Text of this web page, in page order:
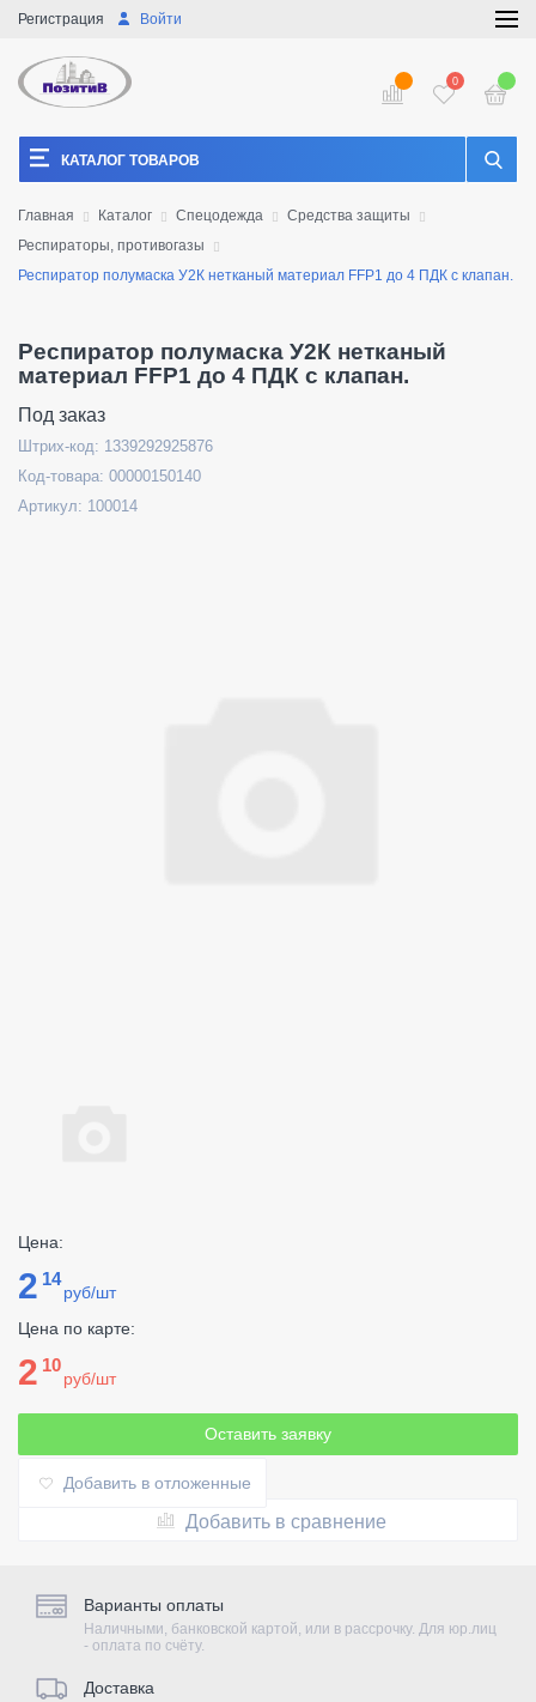
Войти
Регистрация
0
КАТАЛОГ ТОВАРОВ
Главная Каталог Спецодежда
Средства защиты
Респираторы, противогазы
Респиратор полумаска У2К нетканый материал FFP1 до 4 ПДК с клапан.
Респиратор полумаска У2К нетканый
материал FFP1 до 4 ПДК с клапан.
Под заказ
Штрих-код: 1339292925876
Код-товара: 00000150140
Артикул: 100014
Цена:
2 14
руб/шт
Цена по карте:
2 10
руб/шт
Оставить заявку
Добавить в отложенные
Добавить в сравнение
Варианты оплаты
Наличными, банковской картой, или в рассрочку. Для юр.лиц
- оплата по счёту.
Доставка